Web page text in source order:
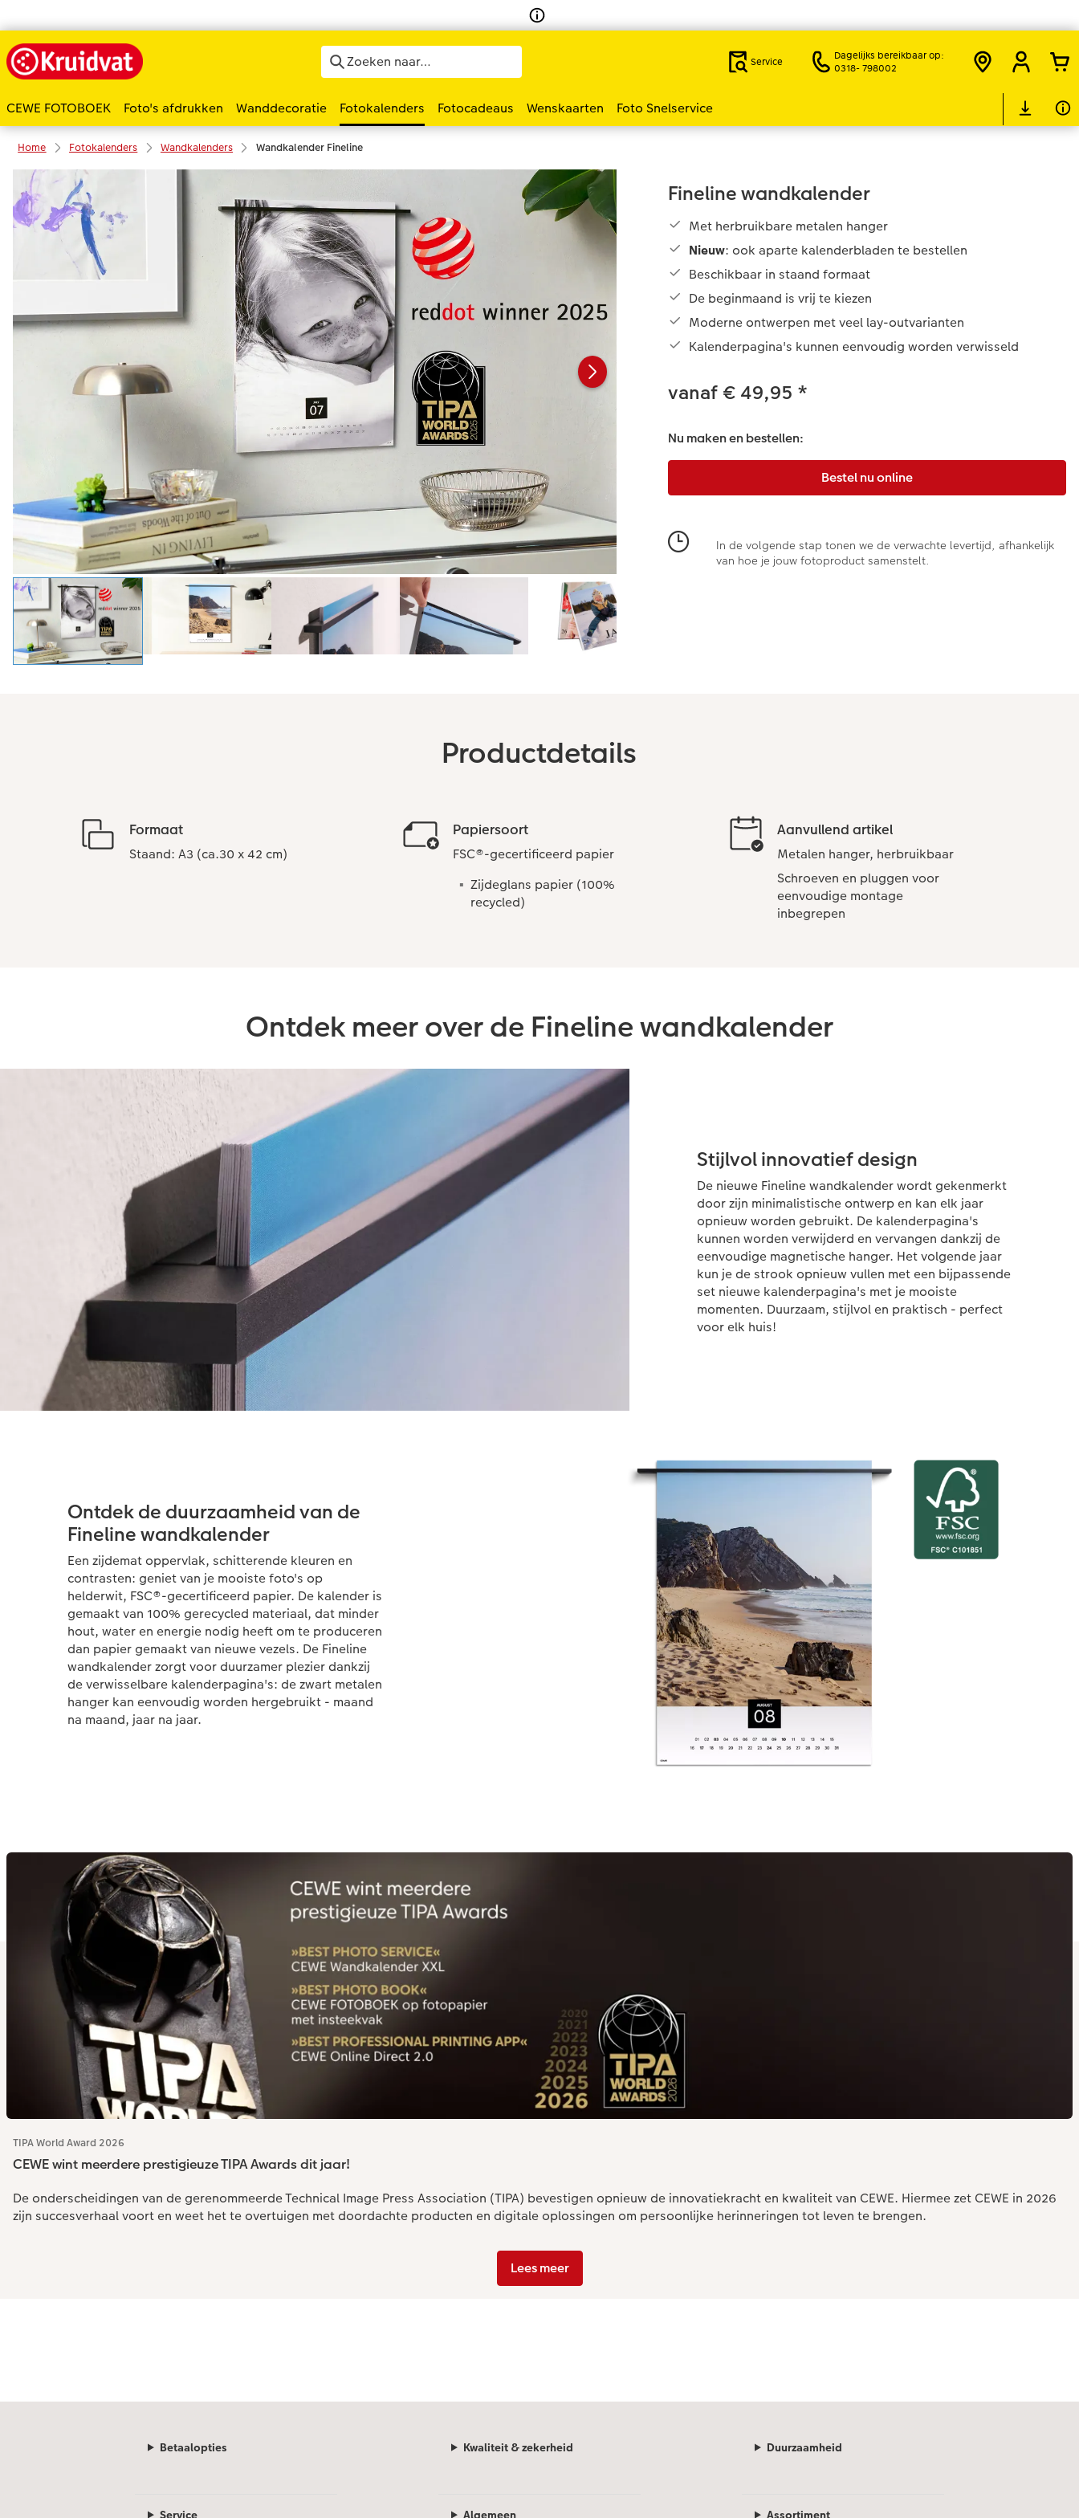
Service
Dagelijks bereikbaar op:
0318- 798002
CEWE FOTOBOEK Foto's afdrukken Wanddecoratie Fotokalenders Fotocadeaus Wenskaarten Foto Snelservice
Home Fotokalenders Wandkalenders Wandkalender Fineline
Fineline wandkalender
Met herbruikbare metalen hanger
Nieuw: ook aparte kalenderbladen te bestellen
Beschikbaar in staand formaat
De beginmaand is vrij te kiezen
Moderne ontwerpen met veel lay-outvarianten
Kalenderpagina's kunnen eenvoudig worden verwisseld
vanaf € 49,95 *
Nu maken en bestellen:
In de volgende stap tonen we de verwachte levertijd, afhankelijk
van hoe je jouw fotoproduct samenstelt.
Productdetails
Formaat
Staand: A3 (ca.30 x 42 cm)
Papiersoort
FSC®-gecertificeerd papier
Zijdeglans papier (100%
recycled)
Aanvullend artikel
Metalen hanger, herbruikbaar
Schroeven en pluggen voor
eenvoudige montage
inbegrepen
Ontdek meer over de Fineline wandkalender
Stijlvol innovatief design
De nieuwe Fineline wandkalender wordt gekenmerkt
door zijn minimalistische ontwerp en kan elk jaar
opnieuw worden gebruikt. De kalenderpagina's
kunnen worden verwijderd en vervangen dankzij de
eenvoudige magnetische hanger. Het volgende jaar
kun je de strook opnieuw vullen met een bijpassende
set nieuwe kalenderpagina's met je mooiste
momenten. Duurzaam, stijlvol en praktisch - perfect
voor elk huis!
Ontdek de duurzaamheid van de
Fineline wandkalender
Een zijdemat oppervlak, schitterende kleuren en
contrasten: geniet van je mooiste foto's op
helderwit, FSC®-gecertificeerd papier. De kalender is
gemaakt van 100% gerecycled materiaal, dat minder
hout, water en energie nodig heeft om te produceren
dan papier gemaakt van nieuwe vezels. De Fineline
wandkalender zorgt voor duurzamer plezier dankzij
de verwisselbare kalenderpagina's: de zwart metalen
hanger kan eenvoudig worden hergebruikt - maand
na maand, jaar na jaar.
TIPA World Award 2026
CEWE wint meerdere prestigieuze TIPA Awards dit jaar!
De onderscheidingen van de gerenommeerde Technical Image Press Association (TIPA) bevestigen opnieuw de innovatiekracht en kwaliteit van CEWE. Hiermee zet CEWE in 2026
zijn succesverhaal voort en weet het te overtuigen met doordachte producten en digitale oplossingen om persoonlijke herinneringen tot leven te brengen.
Lees meer
Betaalopties Kwaliteit & zekerheid Duurzaamheid
Service Algemeen Assortiment